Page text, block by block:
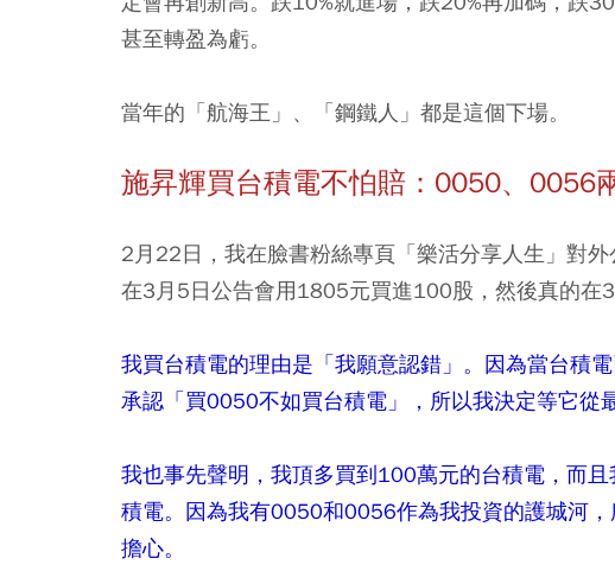
甚至轉盈為虧。
當年的「航海王」、「鋼鐵人」都是這個下場。
施昇輝買台積電不怕賠：0050、0056
2月22日，我在臉書粉絲專頁「樂活分享人生」對
在3月5日公告會用1805元買進100股，然後真的在3
我買台積電的理由是「我願意認錯」。因為當台積
承認「買0050不如買台積電」，所以我決定等它從
我也事先聲明，我頂多買到100萬元的台積電，而
積電。因為我有0050和0056作為我投資的護城河
擔心。